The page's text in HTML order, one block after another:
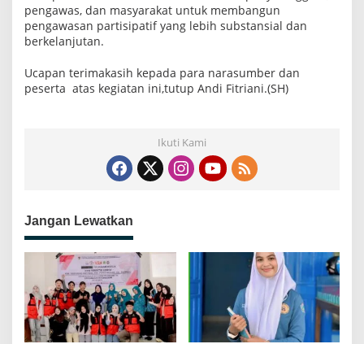
pengawas, dan masyarakat untuk membangun
pengawasan partisipatif yang lebih substansial dan
berkelanjutan.
Ucapan terimakasih kepada para narasumber dan
peserta atas kegiatan ini,tutup Andi Fitriani.(SH)
Ikuti Kami
Jangan Lewatkan